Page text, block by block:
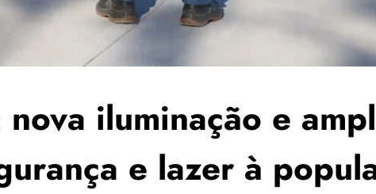
iluminação e
e lazer à